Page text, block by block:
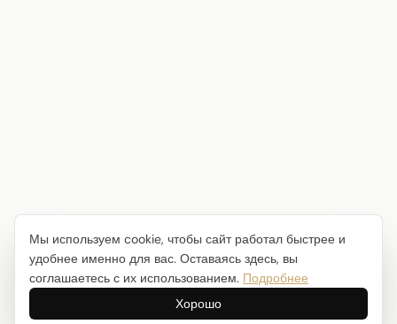
Мы используем cookie, чтобы сайт работал быстрее и
удобнее именно для вас. Оставаясь здесь, вы
соглашаетесь с их использованием. Подробнее
Хорошо